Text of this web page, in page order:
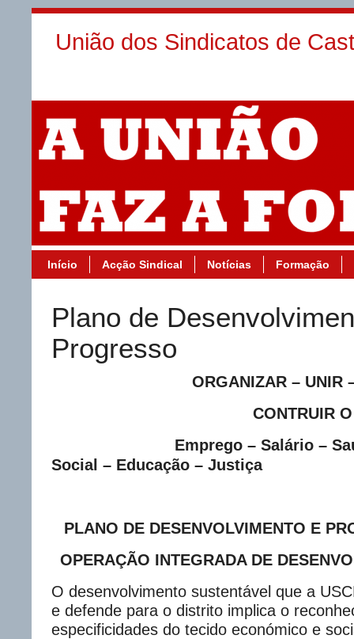
União dos Sindicatos de
Início Acção Sindical Notícias Formação
Plano de
Progresso
ORGANIZAR – UNIR –
CONTRUIR O
Emprego – Salário – Saúde
Social – Educação – Justiça
PLANO DE DESENVOLVIMENTO E
OPERAÇÃO INTEGRADA DE
O desenvolvimento sustentável que a
e defende para o distrito implica o
especificidades do tecido económico e